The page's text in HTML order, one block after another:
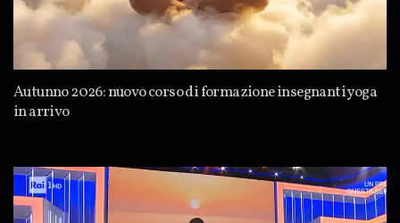
Autunno 2026: nuovo corso di formazione insegnanti yoga
in arrivo